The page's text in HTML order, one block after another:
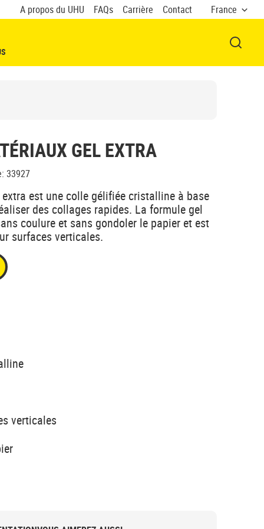
A propos du UHU FAQs Carrière Contact France
GEL EXTRA
: 33927
est une colle gélifiée cristalline à base
des collages rapides. La formule gel
coulure et sans gondoler le papier et est
surfaces verticales.
verticales